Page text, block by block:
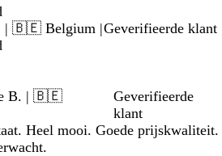
| 🇧🇪 Belgium |Geverifieerde klant
B. | 🇧🇪
Geverifieerde
klant
Heel mooi. Goede prijskwaliteit.